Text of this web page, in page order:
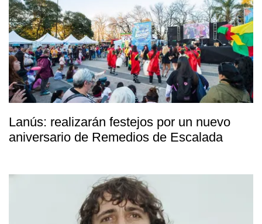
Lanús: realizarán festejos por un nuevo
aniversario de Remedios de Escalada